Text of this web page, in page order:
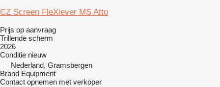
CZ Screen FleXiever MS Atto
Prijs op aanvraag
Trillende scherm
2026
Conditie nieuw
Nederland, Gramsbergen
Brand Equipment
Contact opnemen met verkoper